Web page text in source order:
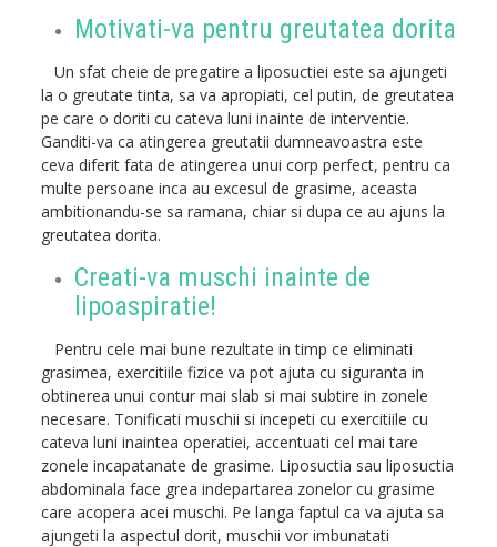
Motivati-va pentru greutatea dorita
Un sfat cheie de pregatire a liposuctiei este sa ajungeti
la o greutate tinta, sa va apropiati, cel putin, de greutatea
pe care o doriti cu cateva luni inainte de interventie.
Ganditi-va ca atingerea greutatii dumneavoastra este
ceva diferit fata de atingerea unui corp perfect, pentru ca
multe persoane inca au excesul de grasime, aceasta
ambitionandu-se sa ramana, chiar si dupa ce au ajuns la
greutatea dorita.
Creati-va muschi inainte de
lipoaspiratie!
Pentru cele mai bune rezultate in timp ce eliminati
grasimea, exercitiile fizice va pot ajuta cu siguranta in
obtinerea unui contur mai slab si mai subtire in zonele
necesare. Tonificati muschii si incepeti cu exercitiile cu
cateva luni inaintea operatiei, accentuati cel mai tare
zonele incapatanate de grasime. Liposuctia sau liposuctia
abdominala face grea indepartarea zonelor cu grasime
care acopera acei muschi. Pe langa faptul ca va ajuta sa
ajungeti la aspectul dorit, muschii vor imbunatati